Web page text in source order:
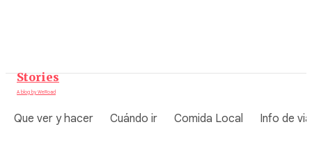
Stories
A blog by WeRoad
Que ver y hacer Cuándo ir Comida Local Info de